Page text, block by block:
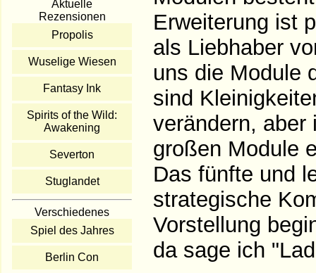
Aktuelle
Rezensionen
Propolis
Wuselige Wiesen
Fantasy Ink
Spirits of the Wild:
Awakening
Severton
Stuglandet
Verschiedenes
Spiel des Jahres
Berlin Con
Erweiterung ist
als Liebhaber
uns die Module
sind
verändern, aber
großen Module
Das fünfte und
strategische
Vorstellung
da sage ich